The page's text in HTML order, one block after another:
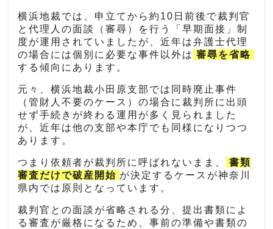
横浜地裁では、申立てから約10日前後で裁判官
と代理人の面談（審尋）を行う「早期面接」制
度が運用されていましたが、近年は弁護士代理
の場合には個別に必要な事件以外は 審尋を省略
する傾向にあります。
元々、横浜地裁小田原支部では同時廃止事件
（管財人不要のケース）の場合に裁判所に出頭
せず手続きが終わる運用が多く見られました
が、近年は他の支部や本庁でも同様になりつつ
あります。
つまり依頼者が裁判所に呼ばれないまま、
書類
審査だけで破産開始 が決定するケースが神奈川
県内では原則となっています。
裁判官との面談が省略される分、提出書類によ
る審査が厳格になるため、事前の準備や書類の